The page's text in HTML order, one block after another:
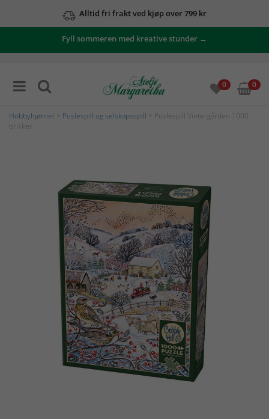
Alltid fri frakt ved kjøp over 799 kr
Fyll sommeren med kreative stunder →
0 0
Hobbyhjørnet Puslespill og selskapsspill > Puslespill Vintergården 1000
brikker